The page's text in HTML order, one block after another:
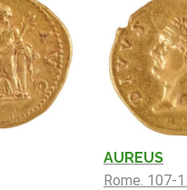
AUREUS
Rome. 107-